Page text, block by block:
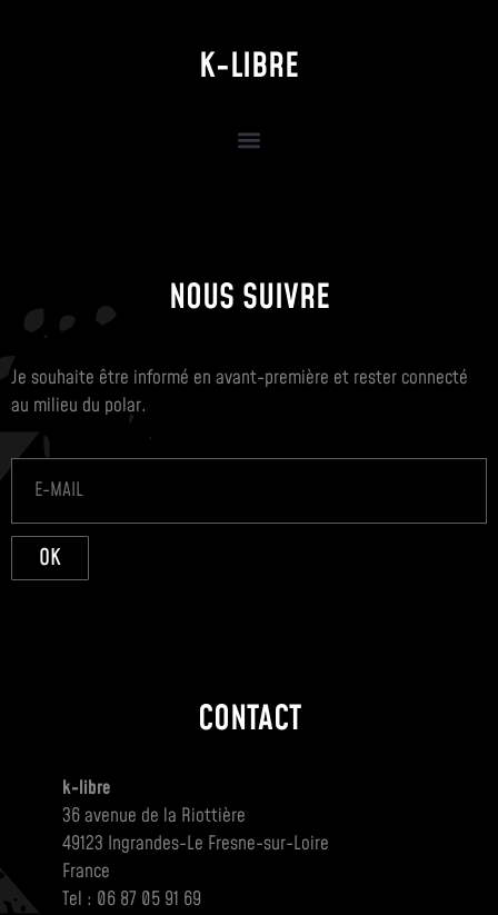
K-LIBRE
NOUS SUIVRE
Je souhaite être informé en avant-première et rester connecté
au milieu du polar.
OK
CONTACT
k-libre
36 avenue de la Riottière
49123 Ingrandes-Le Fresne-sur-Loire
France
Tel : 06 87 05 91 69